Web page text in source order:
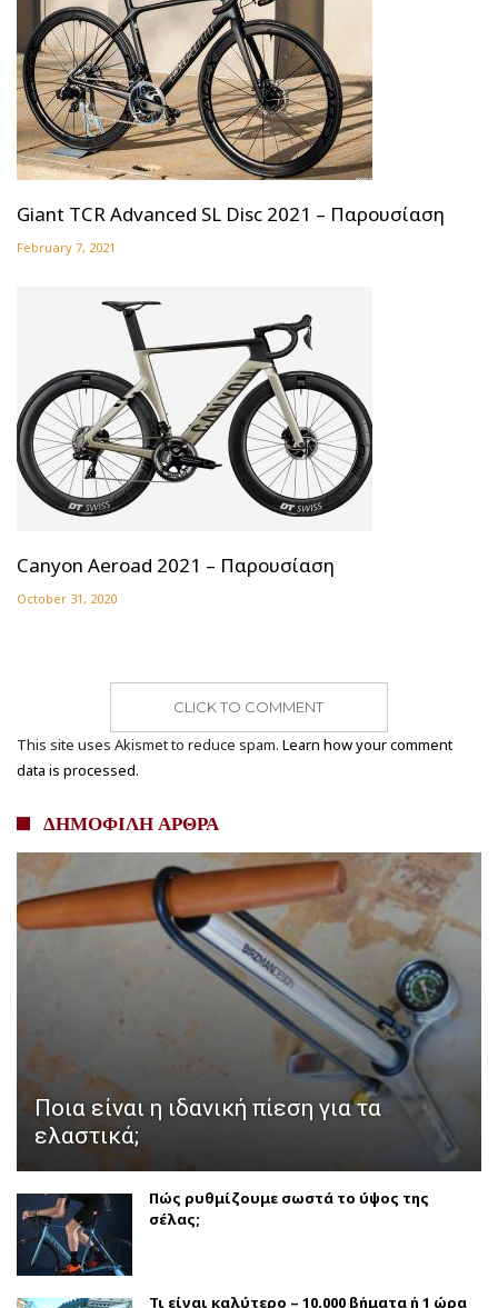
Giant TCR Advanced SL Disc 2021 – Παρουσίαση
February 7, 2021
Canyon Aeroad 2021 – Παρουσίαση
October 31, 2020
CLICK TO COMMENT
This site uses Akismet to reduce spam. Learn how your comment
data is processed.
ΔΗΜΟΦΙΛΗ ΑΡΘΡΑ
Ποια είναι η ιδανική πίεση για τα
ελαστικά;
Πώς ρυθμίζουμε σωστά το ύψος της
σέλας;
Τι είναι καλύτερο – 10.000 βήματα ή 1 ώρα